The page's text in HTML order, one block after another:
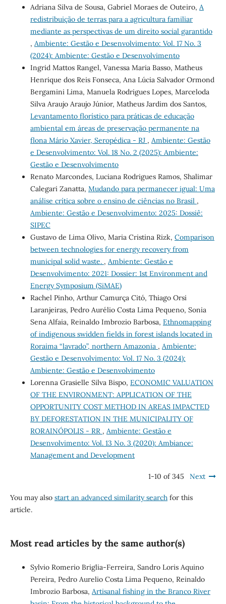
Adriana Silva de Sousa, Gabriel Moraes de Outeiro, A
redistribuição de terras para a agricultura familiar
mediante as perspectivas de um direito social garantido
, Ambiente: Gestão e Desenvolvimento: Vol. 17 No. 3
(2024): Ambiente: Gestão e Desenvolvimento
Ingrid Mattos Rangel, Vanessa Maria Basso, Matheus
Henrique dos Reis Fonseca, Ana Lúcia Salvador Ormond
Bergamini Lima, Manuela Rodrigues Lopes, Marceloda
Silva Araujo Araujo Júnior, Matheus Jardim dos Santos,
Levantamento florístico para práticas de educação
ambiental em áreas de preservação permanente na
flona Mário Xavier, Seropédica - RJ , Ambiente: Gestão
e Desenvolvimento: Vol. 18 No. 2 (2025): Ambiente:
Gestão e Desenvolvimento
Renato Marcondes, Luciana Rodrigues Ramos, Shalimar
Calegari Zanatta, Mudando para permanecer igual: Uma
análise crítica sobre o ensino de ciências no Brasil ,
Ambiente: Gestão e Desenvolvimento: 2025: Dossiê:
SIPEC
Gustavo de Lima Olivo, Maria Cristina Rizk, Comparison
between technologies for energy recovery from
municipal solid waste. , Ambiente: Gestão e
Desenvolvimento: 2021: Dossier: 1st Environment and
Energy Symposium (SiMAE)
Rachel Pinho, Arthur Camurça Citó, Thiago Orsi
Laranjeiras, Pedro Aurélio Costa Lima Pequeno, Sonia
Sena Alfaia, Reinaldo Imbrozio Barbosa, Ethnomapping
of indigenous swidden fields in forest islands located in
Roraima “lavrado”, northern Amazonia , Ambiente:
Gestão e Desenvolvimento: Vol. 17 No. 3 (2024):
Ambiente: Gestão e Desenvolvimento
Lorenna Grasielle Silva Bispo, ECONOMIC VALUATION
OF THE ENVIRONMENT: APPLICATION OF THE
OPPORTUNITY COST METHOD IN AREAS IMPACTED
BY DEFORESTATION IN THE MUNICIPALITY OF
RORAINÓPOLIS - RR , Ambiente: Gestão e
Desenvolvimento: Vol. 13 No. 3 (2020): Ambiance:
Management and Development
1-10 of 345 Next
You may also start an advanced similarity searchfor this
article.
Most read articles by the same author(s)
Sylvio Romerio Briglia-Ferreira, Sandro Loris Aquino
Pereira, Pedro Aurelio Costa Lima Pequeno, Reinaldo
Imbrozio Barbosa, Artisanal fishing in the Branco River